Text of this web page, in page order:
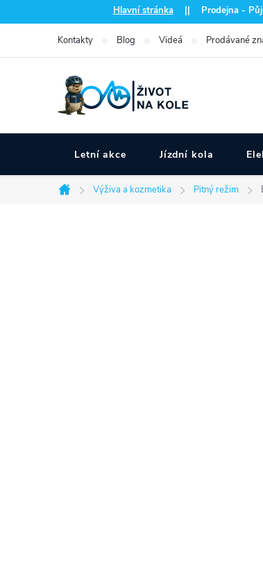
na
Hlavní stránka|| Prodejna -
Kontakty Blog Videá Prodávané
Letní akce Jízdní kola
Domů
Výživa a kozmetika Pitný režim